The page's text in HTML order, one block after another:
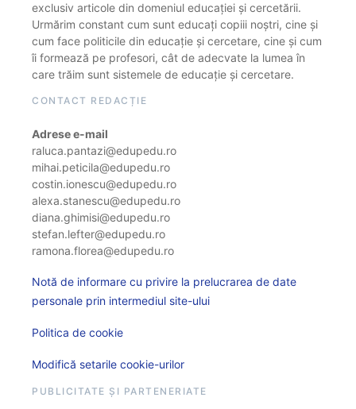
exclusiv articole din domeniul educației și cercetării.
Urmărim constant cum sunt educați copiii noștri, cine și
cum face politicile din educație și cercetare, cine și cum
îi formează pe profesori, cât de adecvate la lumea în
care trăim sunt sistemele de educație și cercetare.
CONTACT REDACȚIE
Adrese e-mail
raluca.pantazi@edupedu.ro
mihai.peticila@edupedu.ro
costin.ionescu@edupedu.ro
alexa.stanescu@edupedu.ro
diana.ghimisi@edupedu.ro
stefan.lefter@edupedu.ro
ramona.florea@edupedu.ro
Notă de informare cu privire la prelucrarea de date
personale prin intermediul site-ului
Politica de cookie
Modifică setarile cookie-urilor
PUBLICITATE ȘI PARTENERIATE